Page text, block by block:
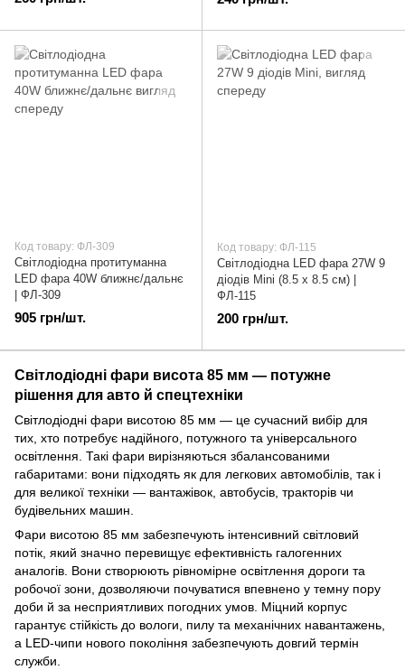
Код товару: ФЛ-309
Світлодіодна протитуманна
LED фара 40W ближнє/дальнє
| ФЛ-309
905 грн/шт.
Код товару: ФЛ-115
Світлодіодна LED фара 27W 9
діодів Мini (8.5 х 8.5 см) |
ФЛ-115
200 грн/шт.
Світлодіодні фари висота 85 мм — потужне
рішення для авто й спецтехніки
Світлодіодні фари висотою 85 мм — це сучасний вибір для
тих, хто потребує надійного, потужного та універсального
освітлення. Такі фари вирізняються збалансованими
габаритами: вони підходять як для легкових автомобілів, так і
для великої техніки — вантажівок, автобусів, тракторів чи
будівельних машин.
Фари висотою 85 мм забезпечують інтенсивний світловий
потік, який значно перевищує ефективність галогенних
аналогів. Вони створюють рівномірне освітлення дороги та
робочої зони, дозволяючи почуватися впевнено у темну пору
доби й за несприятливих погодних умов. Міцний корпус
гарантує стійкість до вологи, пилу та механічних навантажень,
а LED-чипи нового покоління забезпечують довгий термін
служби.